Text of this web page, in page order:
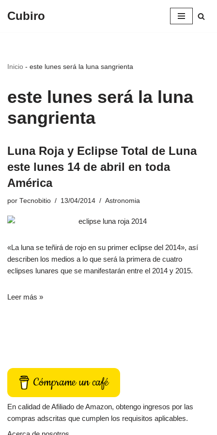
Cubiro
Inicio - este lunes será la luna sangrienta
este lunes será la luna
sangrienta
Luna Roja y Eclipse Total de Luna
este lunes 14 de abril en toda
América
por Tecnobitio 13/04/2014 Astronomia
«La luna se teñirá de rojo en su primer eclipse del 2014», así
describen los medios a lo que será la primera de cuatro
eclipses lunares que se manifestarán entre el 2014 y 2015.
Leer más »
Cómprame un café
En calidad de Afiliado de Amazon, obtengo ingresos por las
compras adscritas que cumplen los requisitos aplicables.